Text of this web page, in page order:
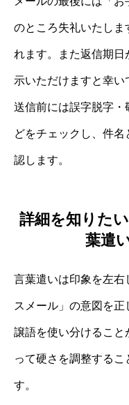
のところ失礼いたしま
れます。また返信期日
示いただけますと幸い
送信前には誤字脱字・
どをチェックし、件
認します。
詳細を知りた
葉遣
言葉遣いは印象を左右
スメール」の意図を
譲語を使い分けること
って硬さを調整する
す。